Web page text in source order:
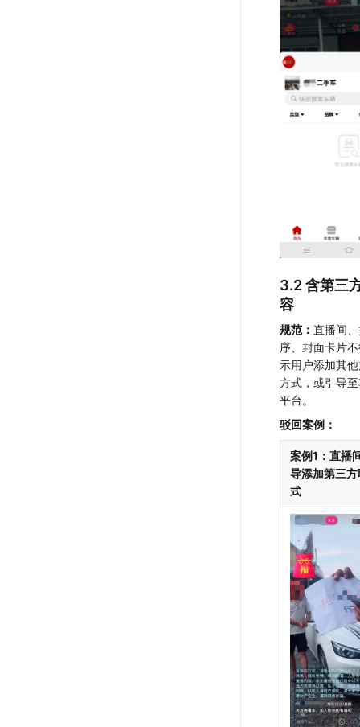
3.2 含第三
容
规范： 直播间
序、封面卡片
示用户添加其
方式，或引导
平台。
驳回案例：
案例1：直播
导添加第三
式